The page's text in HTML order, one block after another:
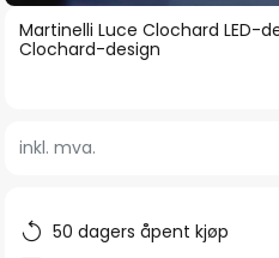
Gå
til
bildegalleri
Martinelli Luce Clochard LED-
Clochard-design
inkl. mva.
50 dagers åpent kjøp